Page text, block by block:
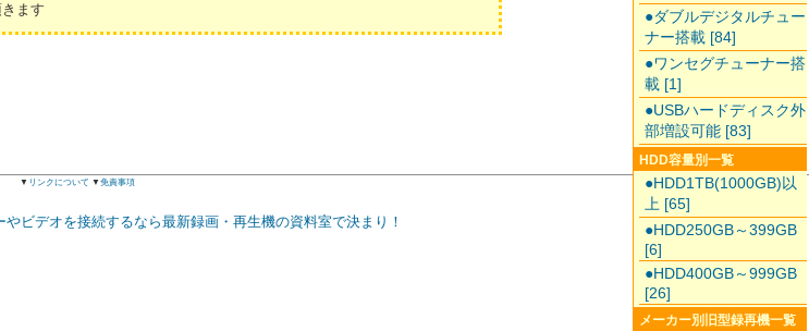
ます
●ダブルデジタルチュー
ナー搭載 [84]
●ワンセグチューナー搭
載 [1]
●USBハードディスク外
部増設可能 [83]
HDD容量別一覧
●HDD1TB(1000GB)以
上 [65]
●HDD250GB～399GB
[6]
●HDD400GB～999GB
[26]
メーカー別旧型録再機一覧
▼ リンクについて ▼ 免責事項
やビデオを接続するなら最新録画・再生機の資料室で決まり！